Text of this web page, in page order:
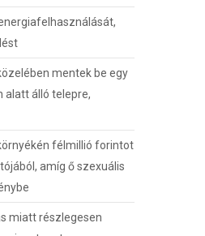
mentek be egy
alatt álló telepre,
félmillió forintot
amíg ő szexuális
miatt részlegesen